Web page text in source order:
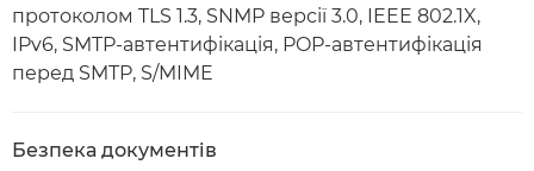
протоколом TLS 1.3, SNMP версії 3.0, IEEE 802.1X,
IPv6, SMTP-автентифікація, POP-автентифікація
перед SMTP, S/MIME
Безпека документів